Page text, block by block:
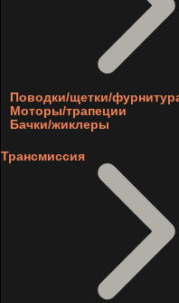
Поводки/щетки/
Моторы/трапеции
Бачки/жиклеры
Трансмиссия